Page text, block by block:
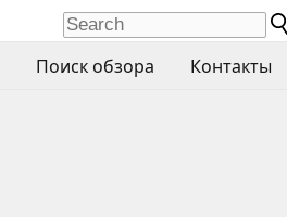
Поиск обзора Контакты